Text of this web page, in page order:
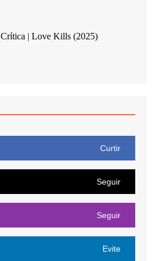
Crítica | Love Kills (2025)
Curtir
Seguir
Seguir
Evite